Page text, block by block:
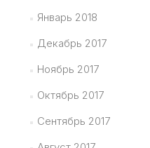
Январь 2018
Декабрь 2017
Ноябрь 2017
Октябрь 2017
Сентябрь 2017